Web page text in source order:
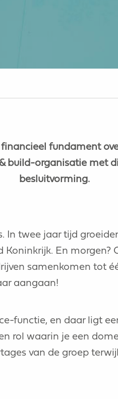
fundament
build-organisatie met
besluitvorming.
twee jaar tijd
En morgen?
samenkomen tot
aangaan!
functie, en daar ligt
rol waarin je een
van de groep